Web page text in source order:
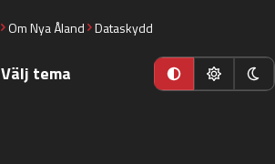
Om Nya Åland Dataskydd
Välj tema